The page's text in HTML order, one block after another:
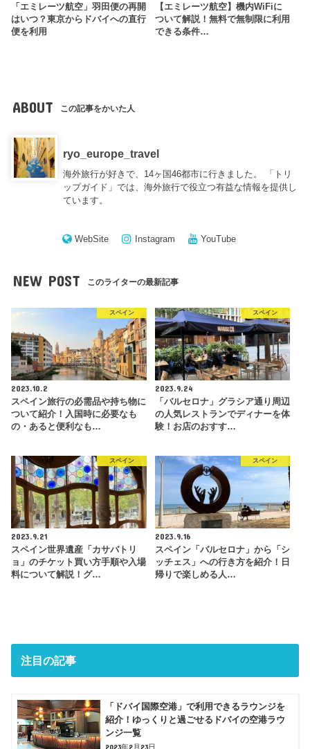
「エミレーツ航空」羽田便の再開
はいつ？東京からドバイへの直行
便を利用
【エミレーツ航空】機内WiFiに
ついて解説！無料で無制限に利用
できる条件…
ABOUT この記事をかいた人
ryo_europe_travel
海外旅行が好きで、14ヶ国46都市に行きました。 「トリ
ップガイド」では、海外旅行で役立つ有益な情報を提供し
ています。
WebSite Instagram YouTube
NEW POST このライターの最新記事
スペイン
2023.10.2
スペイン旅行の必需品や持ち物に
ついて紹介！入国時に必要なも
の・あると便利なも…
スペイン
2023.9.24
「バルセロナ」グラシア通り周辺
の人気レストランでディナーを体
験！お店のおすす…
スペイン
2023.9.21
スペイン世界遺産「カサバトリ
ョ」のチケット買い方手順や入場
料について解説！グ…
スペイン
2023.9.16
スペイン「バルセロナ」から「シ
ッチェス」への行き方を紹介！日
帰りで楽しめる人…
注目の記事
「ドバイ国際空港」で利用できるラウンジを
紹介！ゆっくりと過ごせるドバイの空港ラウ
ンジ一覧
2023年2月23日